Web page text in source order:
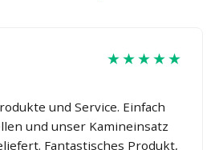
★★★★★
und Service. Einfach
und unser Kamineinsatz
Fantastisches Produkt,